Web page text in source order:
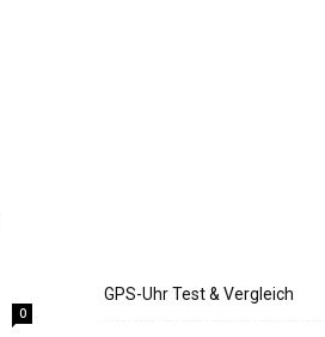
0
GPS-Uhr Test & Vergleich